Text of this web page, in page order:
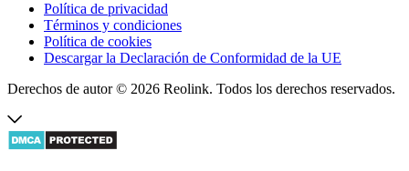
Política de privacidad
Términos y condiciones
Política de cookies
Descargar la Declaración de Conformidad de la UE
Derechos de autor © 2026 Reolink. Todos los derechos reservados.